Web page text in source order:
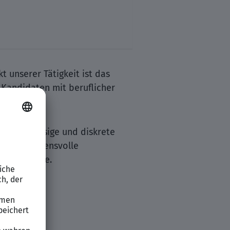
unserer Tätigkeit ist das
mit beruflicher
zuverlässige und diskrete
vertrauensvolle